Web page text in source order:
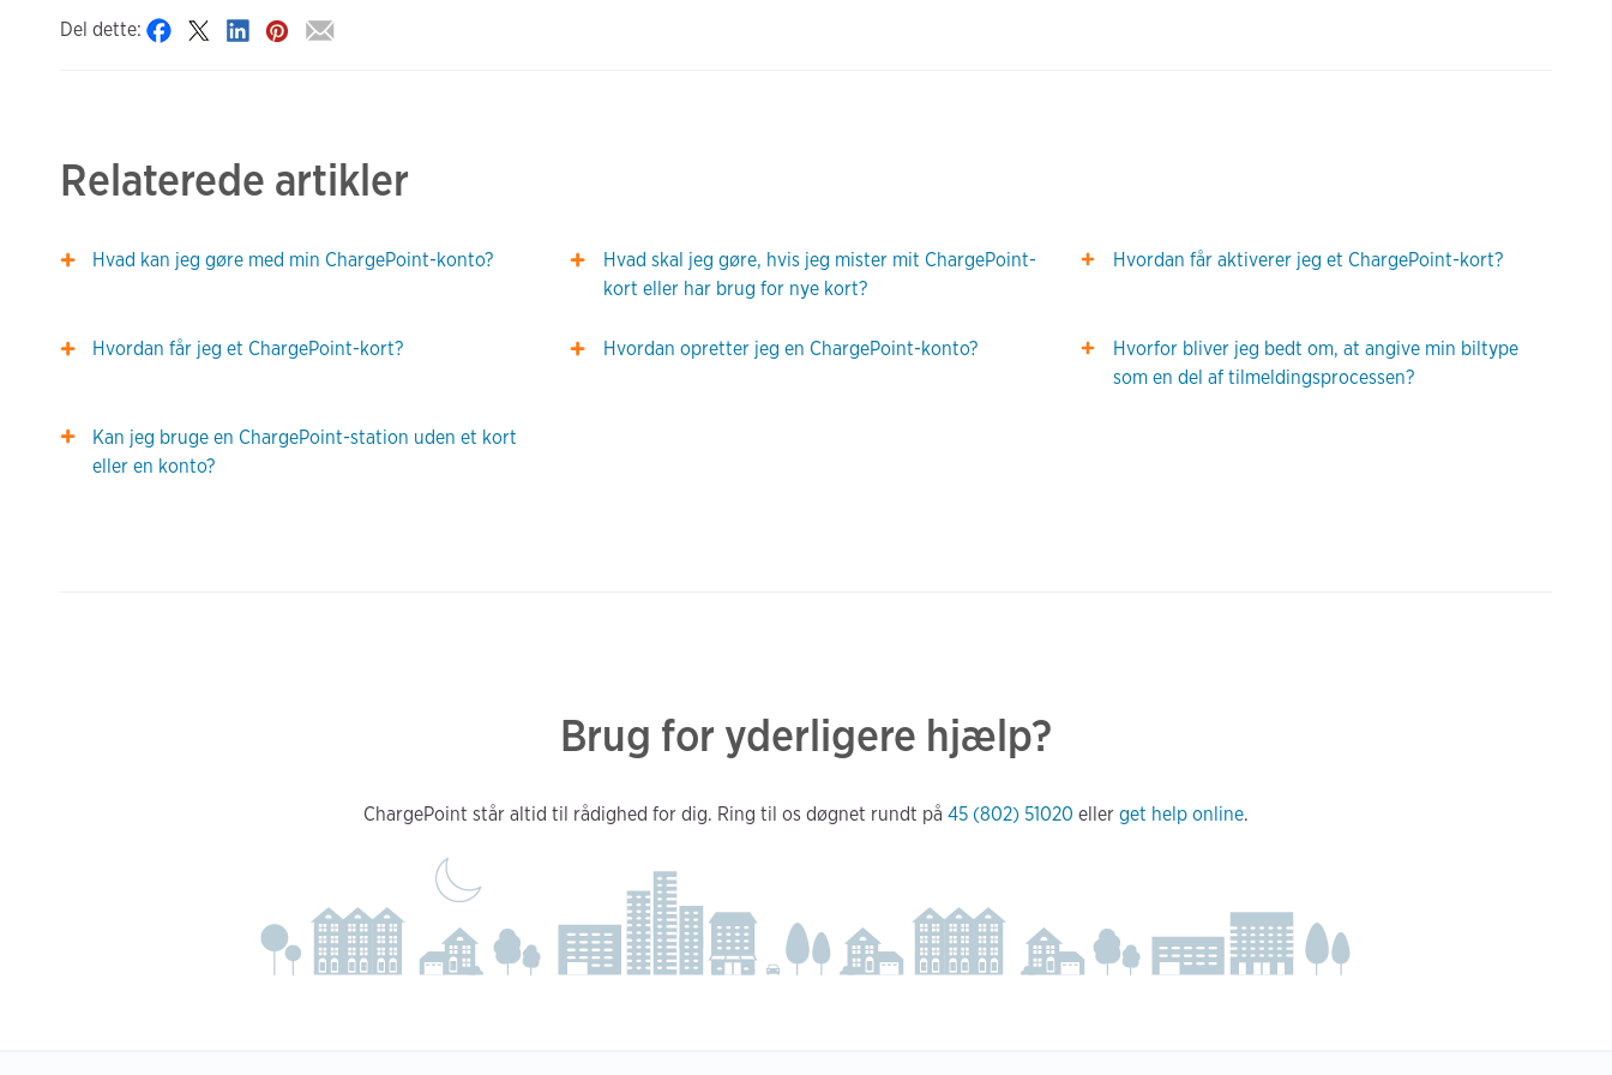
Del dette:
Relaterede artikler
Hvad kan jeg gøre med min ChargePoint-konto?
Hvad skal jeg gøre, hvis jeg mister mit ChargePoint-
kort eller har brug for nye kort?
Hvordan får aktiverer jeg et ChargePoint-kort?
Hvordan får jeg et ChargePoint-kort? Hvordan opretter jeg en ChargePoint-konto?
Hvorfor bliver jeg bedt om, at angive min biltype
som en del af tilmeldingsprocessen?
Kan jeg bruge en ChargePoint-station uden et kort
eller en konto?
Brug for yderligere hjælp?
ChargePoint står altid til rådighed for dig. Ring til os døgnet rundt på 45 (802) 51020 eller get help online.